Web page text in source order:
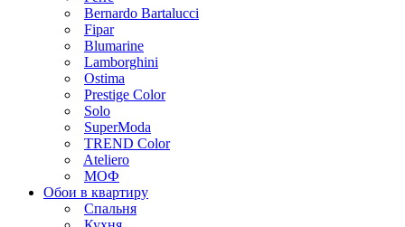
Bernardo Bartalucci
Fipar
Blumarine
Lamborghini
Ostima
Prestige Color
Solo
SuperModa
TREND Color
Ateliero
МОФ
Обои в квартиру
Спальня